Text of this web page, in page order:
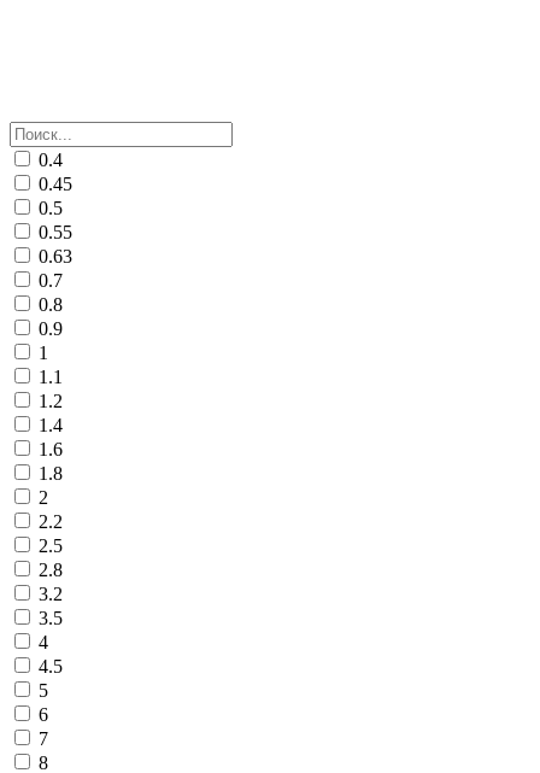
0.4
0.45
0.5
0.55
0.63
0.7
0.8
0.9
1
1.1
1.2
1.4
1.6
1.8
2
2.2
2.5
2.8
3.2
3.5
4
4.5
5
6
7
8